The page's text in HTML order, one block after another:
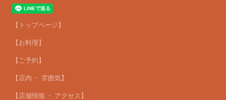
【トップページ】
【お料理】
【ご予約】
【店内 ・ 雰囲気】
【店舗情報 ・ アクセス】